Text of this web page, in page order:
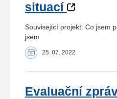
situací
Související projekt: Co jsem
jsem
25. 07. 2022
Evaluační